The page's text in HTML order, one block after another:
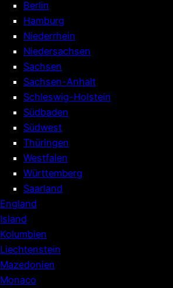
Berlin
Hamburg
Niederrhein
Niedersachsen
Sachsen
Sachsen-Anhalt
Schleswig-Holstein
Südbaden
Südwest
Thüringen
Westfalen
Württemberg
Saarland
England
Island
Kolumbien
Liechtenstein
Mazedonien
Monaco